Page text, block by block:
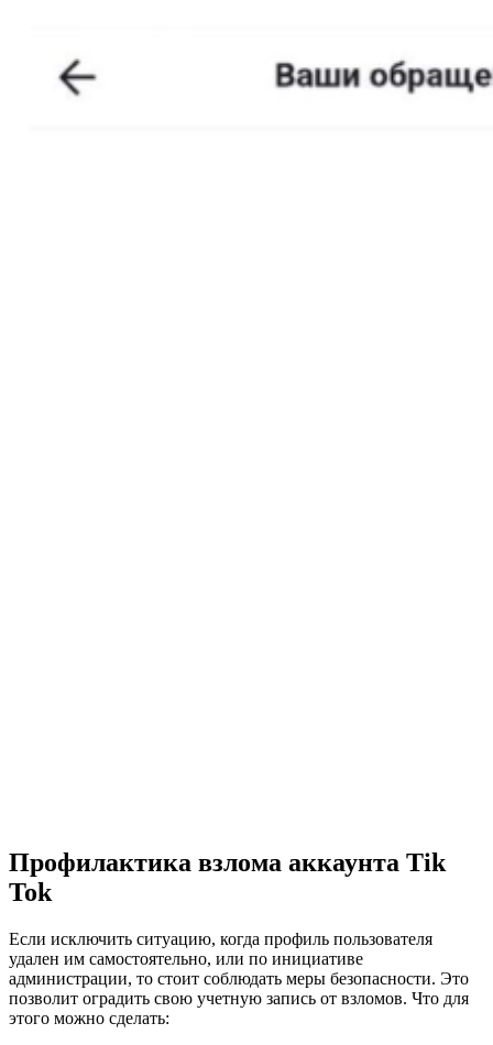
Профилактика взлома аккаунта Tik
Tok
Если исключить ситуацию, когда профиль пользователя
удален им самостоятельно, или по инициативе
администрации, то стоит соблюдать меры безопасности. Это
позволит оградить свою учетную запись от взломов. Что для
этого можно сделать: